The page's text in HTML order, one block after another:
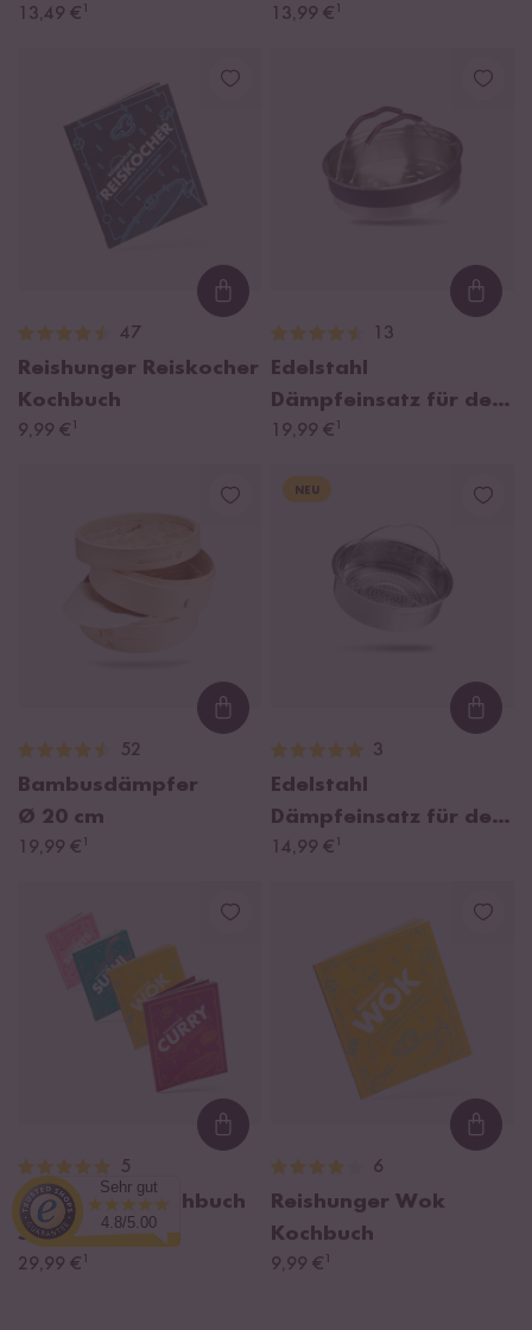
13,49 € ¹ 13,99 € ¹
Loading...
47
Reishunger Reiskocher
Kochbuch
9,99 € ¹
13
Edelstahl
Dämpfeinsatz für den
Digitalen Mini
19,99 € ¹
Loading...
52
Bambusdämpfer
Ø 20 cm
19,99 € ¹
NEU
3
Edelstahl
Dämpfeinsatz für den
Basis Reiskocher 1,2 l
14,99 € ¹
Loading...
5
Reishunger Kochbuch
Set
29,99 € ¹
6
Reishunger Wok
Kochbuch
9,99 € ¹
Sehr gut
4.8/5.00